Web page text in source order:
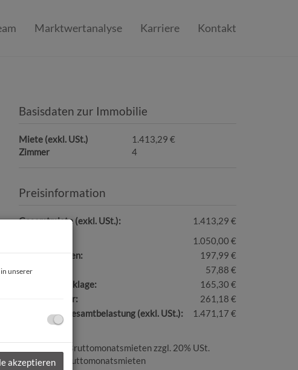
Marktwertanalyse Karriere Kontakt
Basisdaten zur Immobilie
Miete (exkl. USt.)
1.413,29 €
Zimmer
4
Preisinformation
Gesamtmiete (exkl. USt.):
1.413,29 €
1.050,00 €
Betriebskosten:
197,99 €
Heizkosten:
57,88 €
Reparaturrücklage:
165,30 €
Umsatzsteuer:
261,18 €
monatliche Gesamtbelastung (exkl. USt.):
1.471,17 €
3 Bruttomonatsmieten zzgl. 20% USt.
Kaution:3 Bruttomonatsmieten
unserer
akzeptieren